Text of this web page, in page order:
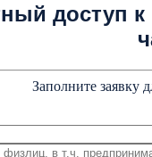
доступ к
Заполните заявку